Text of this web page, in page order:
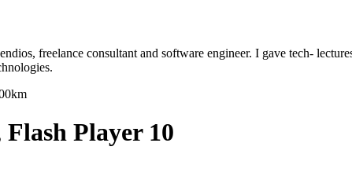
freelance consultant and software engineer. I gave tech-
km
Player 10